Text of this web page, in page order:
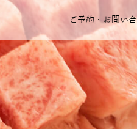
ご予約・お問い